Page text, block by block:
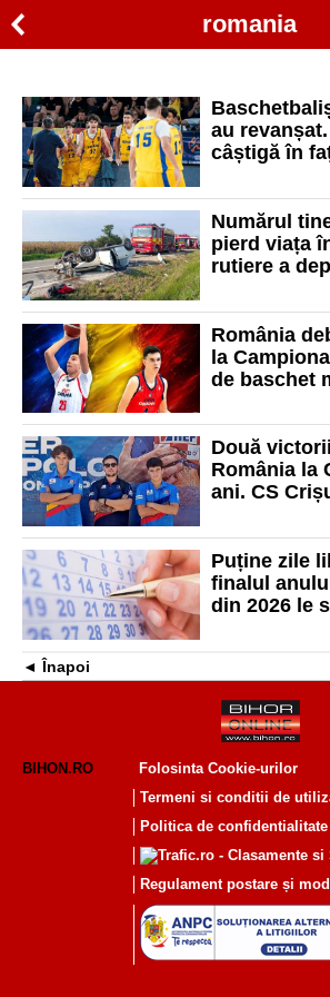
romania
au
câștigă în
baschet
Numărul
pierd viața
rutiere a
consumul
România
la
de baschet
din lotul
Două
România la
ani. CS
antrenorul
Puține zile
finalul
din 2026 le
Înapoi
BIHON.RO
Folosinta Cookie-urilor
Termeni si conditii de
Politica de confidentialitate
Regulament postare și